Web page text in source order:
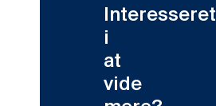
Interesseret
i
at
vide